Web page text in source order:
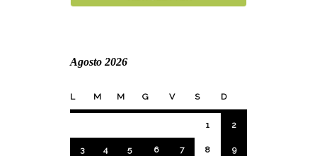
Agosto 2026
L M M G V S D
1 2
3 4 5 6 7 8 9